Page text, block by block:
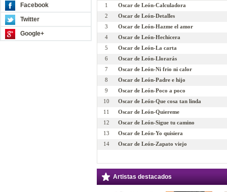
Facebook
Twitter
Google+
1
Oscar de León-Calculadora
2
Oscar de León-Detalles
3
Oscar de León-Hazme el amor
4
Oscar de León-Hechicera
5
Oscar de León-La carta
6
Oscar de León-Llorarás
7
Oscar de León-Ni frio ni calor
8
Oscar de León-Padre e hijo
9
Oscar de León-Poco a poco
10
Oscar de León-Que cosa tan linda
11
Oscar de León-Quiereme
12
Oscar de León-Sigue tu camino
13
Oscar de León-Yo quisiera
14
Oscar de León-Zapato viejo
Artistas destacados